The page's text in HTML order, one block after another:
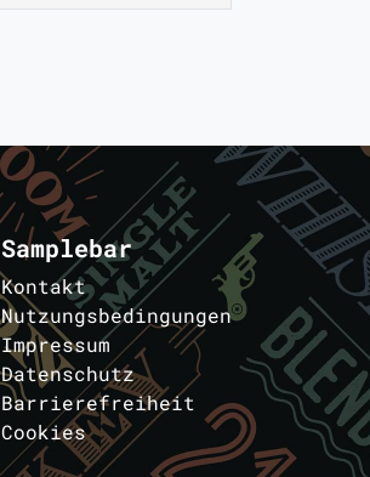
Samplebar
Kontakt
Nutzungsbedingungen
Impressum
Datenschutz
Barrierefreiheit
Cookies